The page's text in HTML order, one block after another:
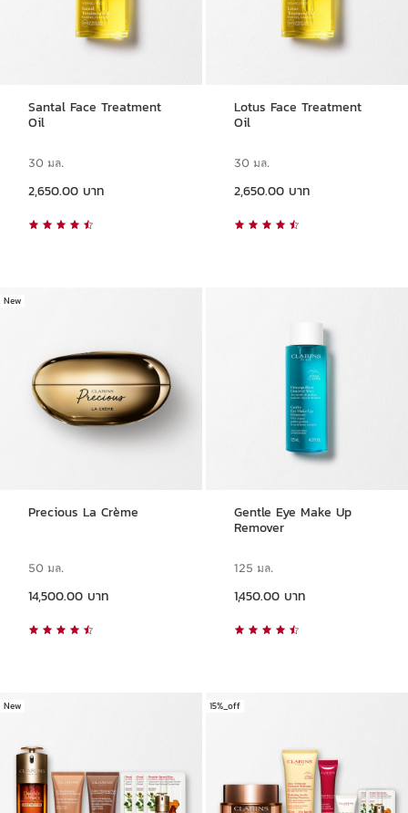
Santal Face Treatment
Oil
30 มล.
2,650.00 บาท
Lotus Face Treatment
Oil
30 มล.
2,650.00 บาท
New
Precious La Crème
50 มล.
ราคาปัจจุบัน 14,500.00 บาท
14,500.00 บาท
Gentle Eye Make Up
Remover
125 มล.
ราคาปัจจุบัน 1,450.00 บาท
1,450.00 บาท
New 15%_off